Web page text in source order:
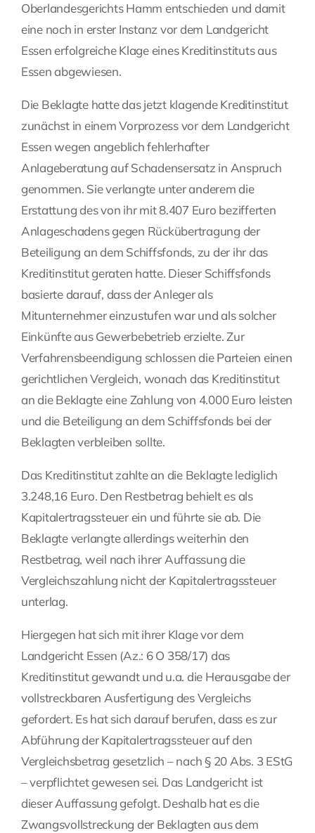
Oberlandesgerichts Hamm entschieden und damit
eine noch in erster Instanz vor dem Landgericht
Essen erfolgreiche Klage eines Kreditinstituts aus
Essen abgewiesen.
Die Beklagte hatte das jetzt klagende Kreditinstitut
zunächst in einem Vorprozess vor dem Landgericht
Essen wegen angeblich fehlerhafter
Anlageberatung auf Schadensersatz in Anspruch
genommen. Sie verlangte unter anderem die
Erstattung des von ihr mit 8.407 Euro bezifferten
Anlageschadens gegen Rückübertragung der
Beteiligung an dem Schiffsfonds, zu der ihr das
Kreditinstitut geraten hatte. Dieser Schiffsfonds
basierte darauf, dass der Anleger als
Mitunternehmer einzustufen war und als solcher
Einkünfte aus Gewerbebetrieb erzielte. Zur
Verfahrensbeendigung schlossen die Parteien einen
gerichtlichen Vergleich, wonach das Kreditinstitut
an die Beklagte eine Zahlung von 4.000 Euro leisten
und die Beteiligung an dem Schiffsfonds bei der
Beklagten verbleiben sollte.
Das Kreditinstitut zahlte an die Beklagte lediglich
3.248,16 Euro. Den Restbetrag behielt es als
Kapitalertragssteuer ein und führte sie ab. Die
Beklagte verlangte allerdings weiterhin den
Restbetrag, weil nach ihrer Auffassung die
Vergleichszahlung nicht der Kapitalertragssteuer
unterlag.
Hiergegen hat sich mit ihrer Klage vor dem
Landgericht Essen (Az.: 6 O 358/17) das
Kreditinstitut gewandt und u.a. die Herausgabe der
vollstreckbaren Ausfertigung des Vergleichs
gefordert. Es hat sich darauf berufen, dass es zur
Abführung der Kapitalertragssteuer auf den
Vergleichsbetrag gesetzlich – nach § 20 Abs. 3 EStG
– verpflichtet gewesen sei. Das Landgericht ist
dieser Auffassung gefolgt. Deshalb hat es die
Zwangsvollstreckung der Beklagten aus dem